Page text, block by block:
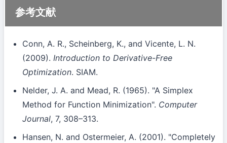
参考文献
Conn, A. R., Scheinberg, K., and Vicente, L. N.
(2009). Introduction to Derivative-Free
Optimization. SIAM.
Nelder, J. A. and Mead, R. (1965). "A Simplex
Method for Function Minimization". Computer
Journal, 7, 308–313.
Hansen, N. and Ostermeier, A. (2001). "Completely